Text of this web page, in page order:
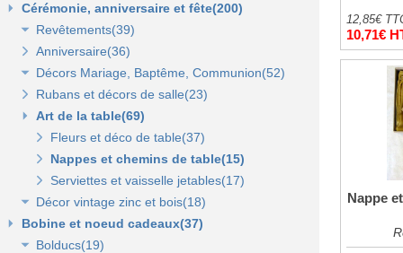
Décors d'hiver(35)
Décoration vitrine de Saint Valentin(15)
Décors Saint Valentin(56)
Cérémonie, anniversaire et fête(200)
Revêtements(39)
Non tissé(19)
Pelouses et revêtements nature(6)
Tissus(13)
Anniversaire(36)
Décors Mariage, Baptême, Communion(52)
Accessoires de cérémonie(14)
Sacs dragées, photophores et chandeliers(10)
Tulles et noeuds de mariage(16)
Rubans et décors de salle(23)
Art de la table(69)
Fleurs et déco de table(37)
Nappes et chemins de table(15)
Serviettes et vaisselle jetables(17)
Décor vintage zinc et bois(18)
Accessoires zinc, bois et métal(16)
Mobilier déco(4)
Bobine et noeud cadeaux(37)
Bolducs(19)
12,85€
10,71€
Nappe